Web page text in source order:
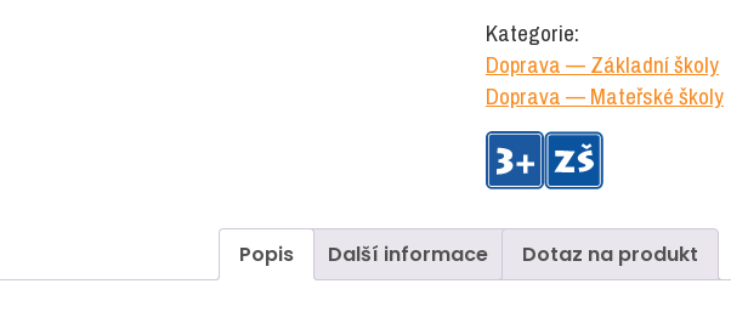
množství
Kategorie:
Doprava — Základní školy
Doprava — Mateřské školy
Popis Další informace Dotaz na produkt